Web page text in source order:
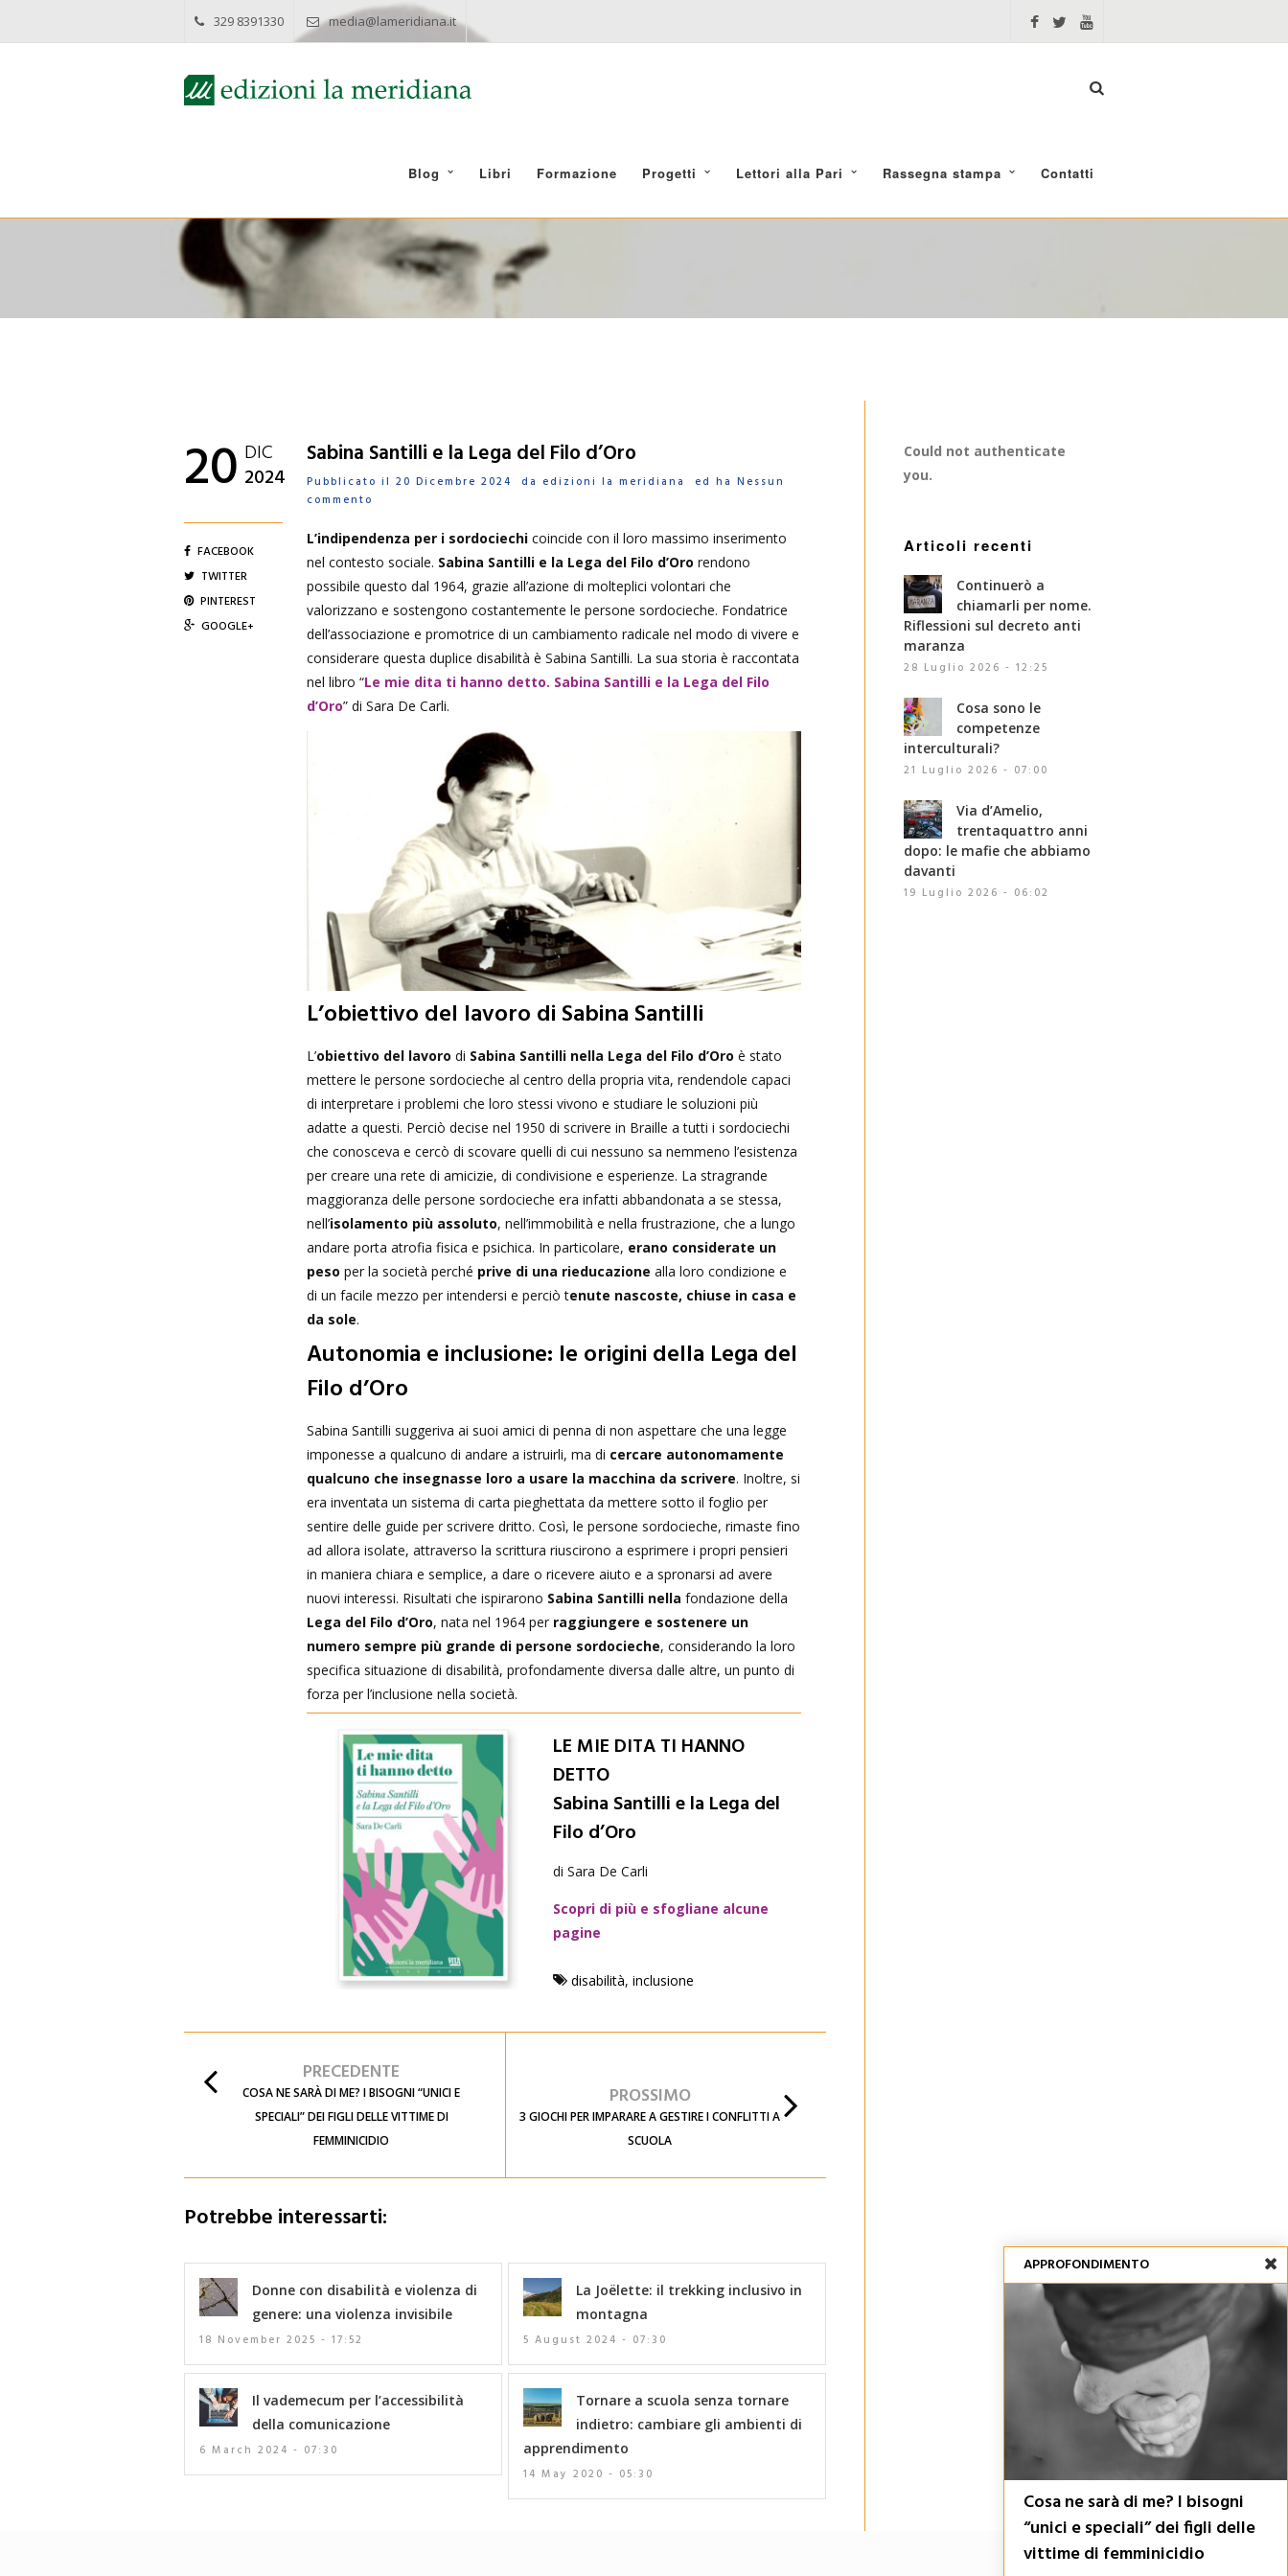
329 8391330 media@lameridiana.it
Blog Libri Formazione Progetti Lettori alla Pari Rassegna stampa Contatti
20 DIC
2024
FACEBOOK
TWITTER
PINTEREST
GOOGLE+
Sabina Santilli e la Lega del Filo d’Oro
Pubblicato il 20 Dicembre 2024 da edizioni la meridiana ed ha Nessun
commento
L’indipendenza per i sordociechi coincide con il loro massimo inserimento
nel contesto sociale. Sabina Santilli e la Lega del Filo d’Oro rendono
possibile questo dal 1964, grazie all’azione di molteplici volontari che
valorizzano e sostengono costantemente le persone sordocieche. Fondatrice
dell’associazione e promotrice di un cambiamento radicale nel modo di vivere e
considerare questa duplice disabilità è Sabina Santilli. La sua storia è raccontata
nel libro “Le mie dita ti hanno detto. Sabina Santilli e la Lega del Filo
d’Oro” di Sara De Carli.
L’obiettivo del lavoro di Sabina Santilli
L’obiettivo del lavoro di Sabina Santilli nella Lega del Filo d’Oro è stato
mettere le persone sordocieche al centro della propria vita, rendendole capaci
di interpretare i problemi che loro stessi vivono e studiare le soluzioni più
adatte a questi. Perciò decise nel 1950 di scrivere in Braille a tutti i sordociechi
che conosceva e cercò di scovare quelli di cui nessuno sa nemmeno l’esistenza
per creare una rete di amicizie, di condivisione e esperienze. La stragrande
maggioranza delle persone sordocieche era infatti abbandonata a se stessa,
nell’isolamento più assoluto, nell’immobilità e nella frustrazione, che a lungo
andare porta atrofia fisica e psichica. In particolare, erano considerate un
peso per la società perché prive di una rieducazione alla loro condizione e
di un facile mezzo per intendersi e perciò tenute nascoste, chiuse in casa e
da sole.
Autonomia e inclusione: le origini della Lega del
Filo d’Oro
Sabina Santilli suggeriva ai suoi amici di penna di non aspettare che una legge
imponesse a qualcuno di andare a istruirli, ma di cercare autonomamente
qualcuno che insegnasse loro a usare la macchina da scrivere. Inoltre, si
era inventata un sistema di carta pieghettata da mettere sotto il foglio per
sentire delle guide per scrivere dritto. Così, le persone sordocieche, rimaste fino
ad allora isolate, attraverso la scrittura riuscirono a esprimere i propri pensieri
in maniera chiara e semplice, a dare o ricevere aiuto e a spronarsi ad avere
nuovi interessi. Risultati che ispirarono Sabina Santilli nella fondazione della
Lega del Filo d’Oro, nata nel 1964 per raggiungere e sostenere un
numero sempre più grande di persone sordocieche, considerando la loro
specifica situazione di disabilità, profondamente diversa dalle altre, un punto di
forza per l’inclusione nella società.
LE MIE DITA TI HANNO
DETTO
Sabina Santilli e la Lega del
Filo d’Oro
di Sara De Carli
Scopri di più e sfogliane alcune
pagine
disabilità, inclusione
PRECEDENTE
COSA NE SARÀ DI ME? I BISOGNI “UNICI E
SPECIALI” DEI FIGLI DELLE VITTIME DI
FEMMINICIDIO
PROSSIMO
3 GIOCHI PER IMPARARE A GESTIRE I CONFLITTI A
SCUOLA
Potrebbe interessarti:
Donne con disabilità e violenza di
genere: una violenza invisibile
18 November 2025 - 17:52
La Joëlette: il trekking inclusivo in
montagna
5 August 2024 - 07:30
Il vademecum per l’accessibilità
della comunicazione
6 March 2024 - 07:30
Tornare a scuola senza tornare
indietro: cambiare gli ambienti di
apprendimento
14 May 2020 - 05:30
Could not authenticate
you.
Articoli recenti
Continuerò a
chiamarli per nome.
Riflessioni sul decreto anti
maranza
28 Luglio 2026 - 12:25
Cosa sono le
competenze
interculturali?
21 Luglio 2026 - 07:00
Via d’Amelio,
trentaquattro anni
dopo: le mafie che abbiamo
davanti
19 Luglio 2026 - 06:02
APPROFONDIMENTO
Cosa ne sarà di me? I bisogni
“unici e speciali” dei figli delle
vittime di femminicidio